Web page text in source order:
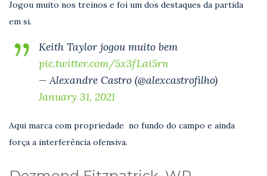
Jogou muito nos treinos e foi um dos destaques da partida
em si.
Keith Taylor jogou muito bem
pic.twitter.com/5x3fLai5rn
— Alexandre Castro (@alexcastrofilho)
January 31, 2021
Aqui marca com propriedade no fundo do campo e ainda
força a interferência ofensiva.